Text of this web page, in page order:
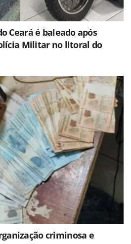
Ceará é baleado após
Militar no litoral do
criminosa e